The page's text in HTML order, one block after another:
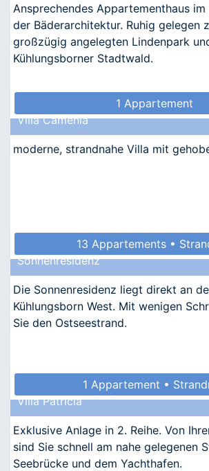
Ansprechendes Appartementhaus im
der Bäderarchitektur. Ruhig gelegen
großzügig angelegten Lindenpark
Kühlungsborner Stadtwald.
1 Appartement
Villa Camenia
moderne, strandnahe Villa mit
13 Appartements •
Sonnenresidenz
Die Sonnenresidenz liegt direkt an
Kühlungsborn West. Mit wenigen
Sie den Ostseestrand.
1 Appartement •
Villa Patricia
Exklusive Anlage in 2. Reihe. Von
sind Sie schnell am nahe gelegenen
Seebrücke und dem Yachthafen.